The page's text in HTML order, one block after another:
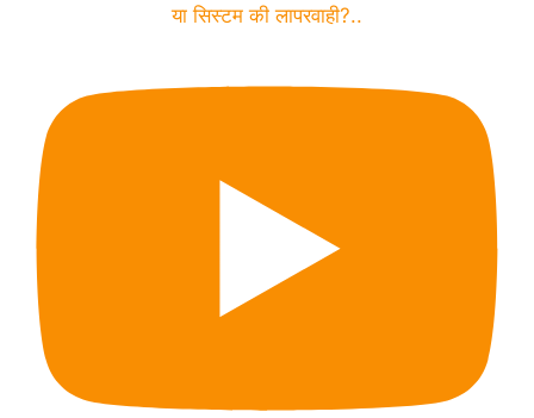
या सिस्टम की लापरवाही?..